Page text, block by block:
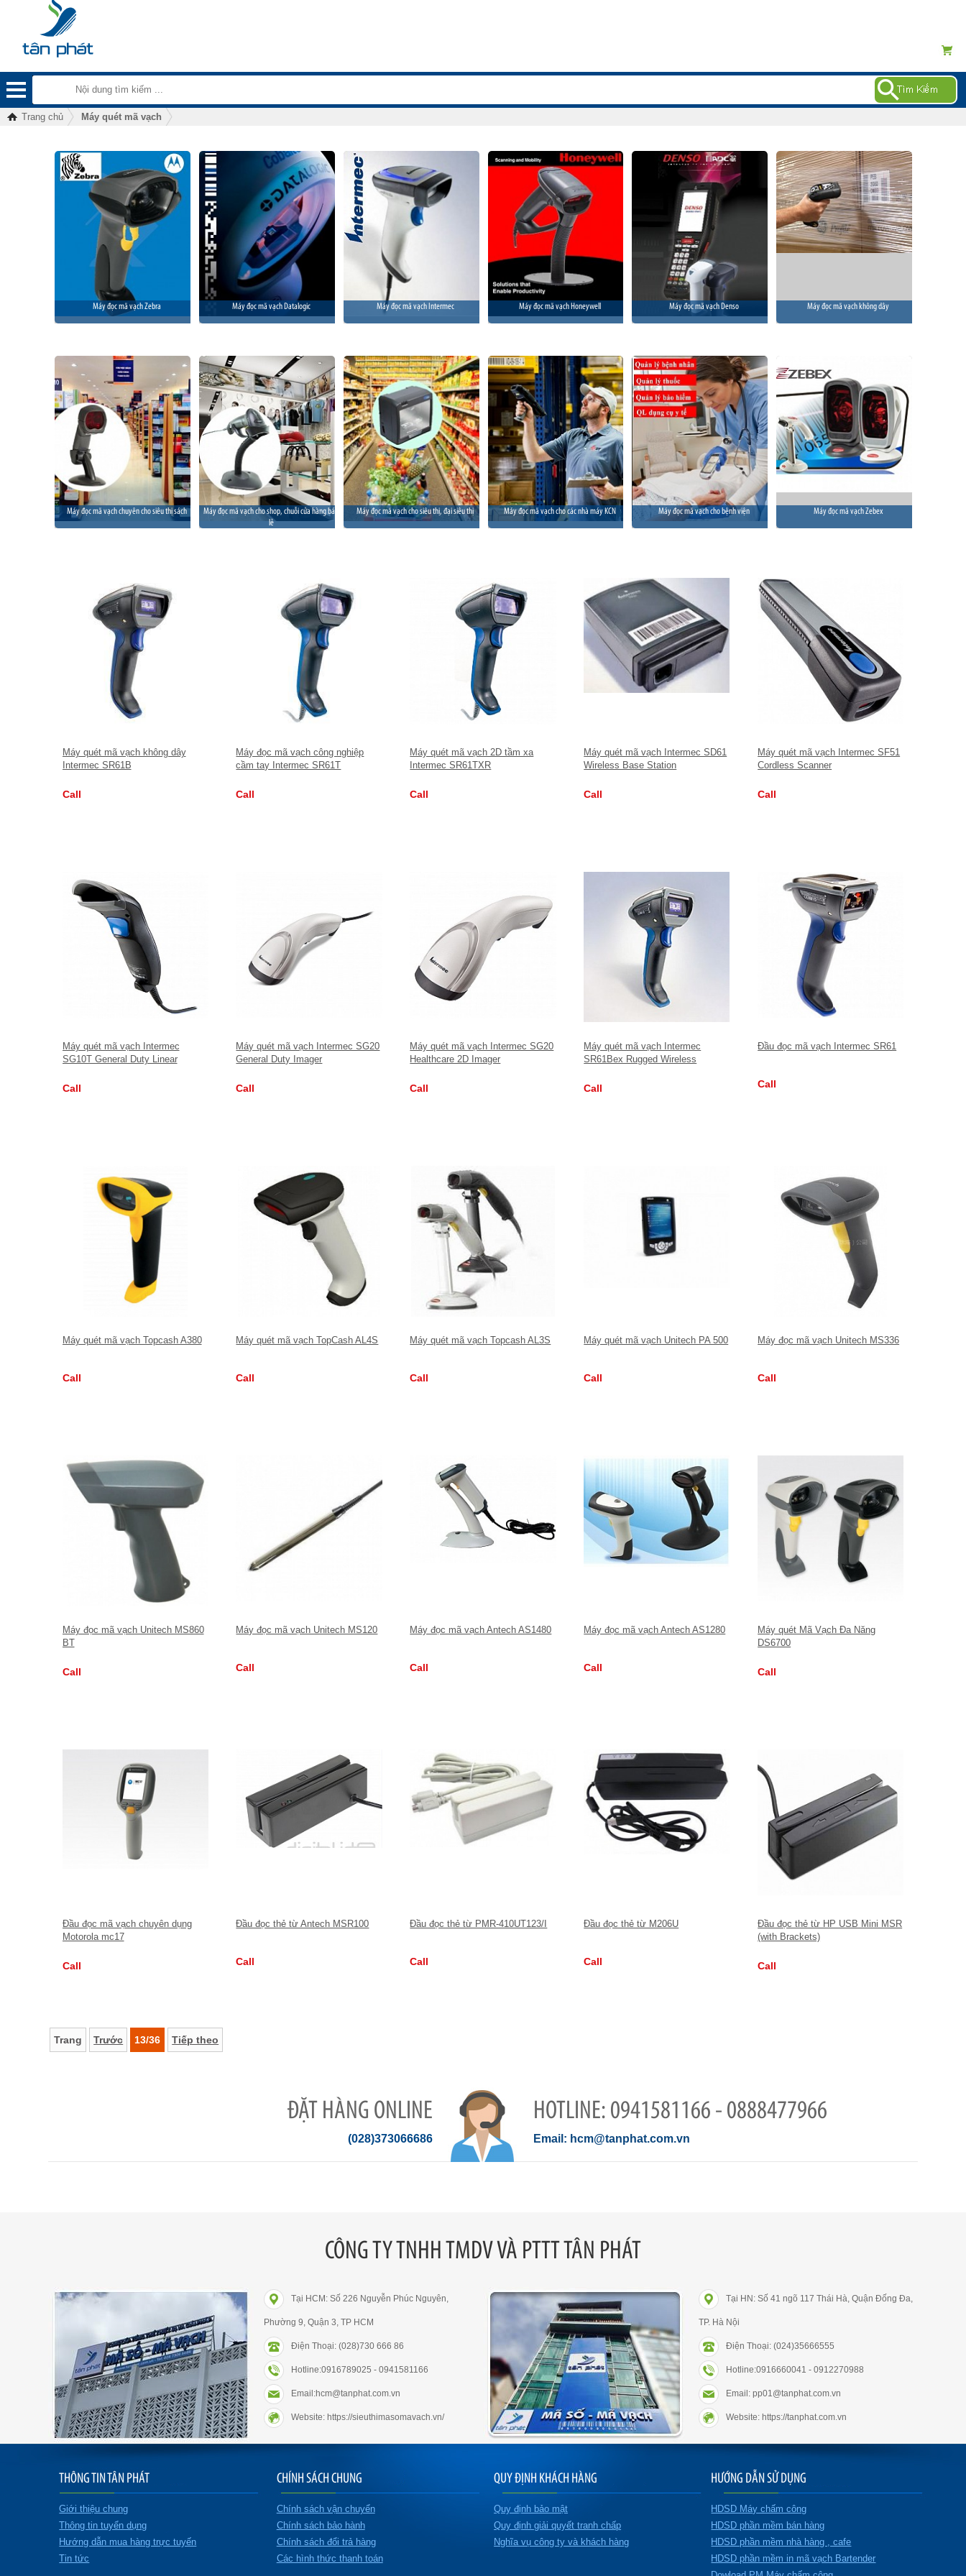
Trang chủ Máy quét mã vạch
Máy đọc mã vạch Zebra Máy đọc mã vạch Datalogic Máy đọc mã vạch Intermec Máy đọc mã vạch Honeywell Máy đọc mã vạch Denso Máy đọc mã vạch không dây
Máy đọc mã vạch chuyên cho siêu thị sách
Máy đọc mã vạch cho shop, chuỗi cửa hàng bán
lẻ
Máy đọc mã vạch cho siêu thị, đại siêu thị Máy đọc mã vạch cho các nhà máy KCN Máy đọc mã vạch cho bệnh viện Máy đọc mã vạch Zebex
Máy quét mã vạch không dây
Intermec SR61B
Call
Máy đọc mã vạch công nghiệp
cầm tay Intermec SR61T
Call
Máy quét mã vạch 2D tầm xa
Intermec SR61TXR
Call
Máy quét mã vạch Intermec SD61
Wireless Base Station
Call
Máy quét mã vạch Intermec SF51
Cordless Scanner
Call
Máy quét mã vạch Intermec
SG10T General Duty Linear
Call
Máy quét mã vạch Intermec SG20
General Duty Imager
Call
Máy quét mã vạch Intermec SG20
Healthcare 2D Imager
Call
Máy quét mã vạch Intermec
SR61Bex Rugged Wireless
Call
Đầu đọc mã vạch Intermec SR61
Call
Máy quét mã vạch Topcash A380
Call
Máy quét mã vạch TopCash AL4S
Call
Máy quét mã vạch Topcash AL3S
Call
Máy quét mã vạch Unitech PA 500
Call
Máy đọc mã vạch Unitech MS336
Call
Máy đọc mã vạch Unitech MS860
BT
Call
Máy đọc mã vạch Unitech MS120
Call
Máy đọc mã vạch Antech AS1480
Call
Máy đọc mã vạch Antech AS1280
Call
Máy quét Mã Vạch Đa Năng
DS6700
Call
Đầu đọc mã vạch chuyên dụng
Motorola mc17
Call
Đầu đọc thẻ từ Antech MSR100
Call
Đầu đọc thẻ từ PMR-410UT123/I
Call
Đầu đọc thẻ từ M206U
Call
Đầu đọc thẻ từ HP USB Mini MSR
(with Brackets)
Call
Trang Trước 13/36 Tiếp theo
ĐẶT HÀNG ONLINE
(028)373066686
0941581166 - 0888477966
hcm@tanphat.com.vn
CÔNG TY TNHH TMDV VÀ PTTT TÂN PHÁT
Tại HCM: Số 226 Nguyễn Phúc Nguyên,
Phường 9, Quận 3, TP HCM
Điện Thoại: (028)730 666 86
Hotline:0916789025 - 0941581166
Email:hcm@tanphat.com.vn
Website: https://sieuthimasomavach.vn/
Tại HN: Số 41 ngõ 117 Thái Hà, Quận Đống Đa,
TP. Hà Nội
Điện Thoại: (024)35666555
Hotline:0916660041 - 0912270988
Email: pp01@tanphat.com.vn
Website: https://tanphat.com.vn
THÔNG TIN TÂN PHÁT
Giới thiệu chung
Thông tin tuyển dụng
Hướng dẫn mua hàng trực tuyến
Tin tức
CHÍNH SÁCH CHUNG
Chính sách vận chuyển
Chính sách bảo hành
Chính sách đổi trả hàng
Các hình thức thanh toán
QUY ĐỊNH KHÁCH HÀNG
Quy định bảo mật
Quy định giải quyết tranh chấp
Nghĩa vụ công ty và khách hàng
HƯỚNG DẪN SỬ DỤNG
HDSD Máy chấm công
HDSD phần mềm bán hàng
HDSD phần mềm nhà hàng , cafe
HDSD phần mềm in mã vạch Bartender